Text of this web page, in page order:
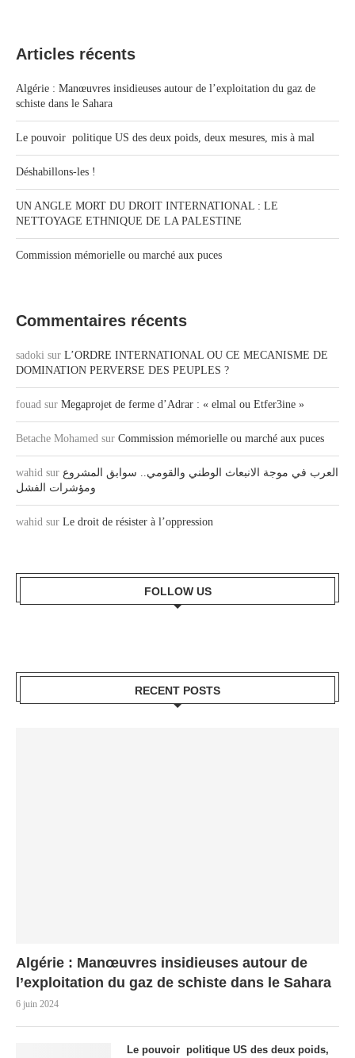
Articles récents
Algérie : Manœuvres insidieuses autour de l’exploitation du gaz de
schiste dans le Sahara
Le pouvoir politique US des deux poids, deux mesures, mis à mal
Déshabillons-les !
UN ANGLE MORT DU DROIT INTERNATIONAL : LE
NETTOYAGE ETHNIQUE DE LA PALESTINE
Commission mémorielle ou marché aux puces
Commentaires récents
sadoki sur L’ORDRE INTERNATIONAL OU CE MECANISME DE
DOMINATION PERVERSE DES PEUPLES ?
fouad sur Megaprojet de ferme d’Adrar : « elmal ou Etfer3ine »
Betache Mohamed sur Commission mémorielle ou marché aux puces
wahid sur العرب في موجة الانبعاث الوطني والقومي.. سوابق المشروع
ومؤشرات الفشل
wahid sur Le droit de résister à l’oppression
FOLLOW US
RECENT POSTS
Algérie : Manœuvres insidieuses autour de
l’exploitation du gaz de schiste dans le Sahara
6 juin 2024
Le pouvoir politique US des deux poids,